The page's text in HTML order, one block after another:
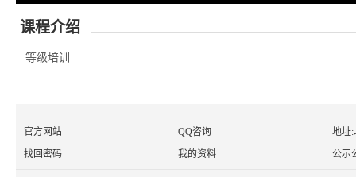
课程介绍
等级培训
官方网站 QQ咨询
地址:
找回密码
我的资料 公示